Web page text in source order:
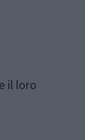
il loro